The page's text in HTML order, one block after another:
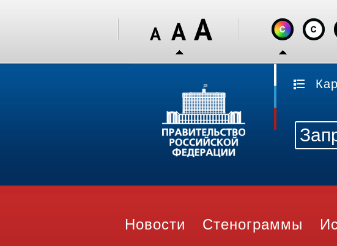
Новости Стенограммы